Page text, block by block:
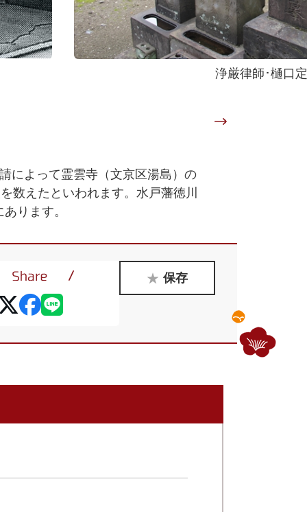
浄厳律師･樋口
によって霊雲寺（文京区湯島）の
数えたといわれます。水戸藩徳川
ります。
保存